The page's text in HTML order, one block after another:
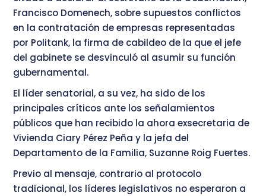
Francisco Domenech, sobre supuestos conflictos
en la contratación de empresas representadas
por Politank, la firma de cabildeo de la que el jefe
del gabinete se desvinculó al asumir su función
gubernamental.
El líder senatorial, a su vez, ha sido de los
principales críticos ante los señalamientos
públicos que han recibido la ahora exsecretaria de
Vivienda Ciary Pérez Peña y la jefa del
Departamento de la Familia, Suzanne Roig Fuertes.
Previo al mensaje, contrario al protocolo
tradicional, los líderes legislativos no esperaron a